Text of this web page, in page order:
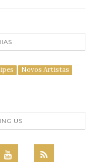
Novos Artistas
US